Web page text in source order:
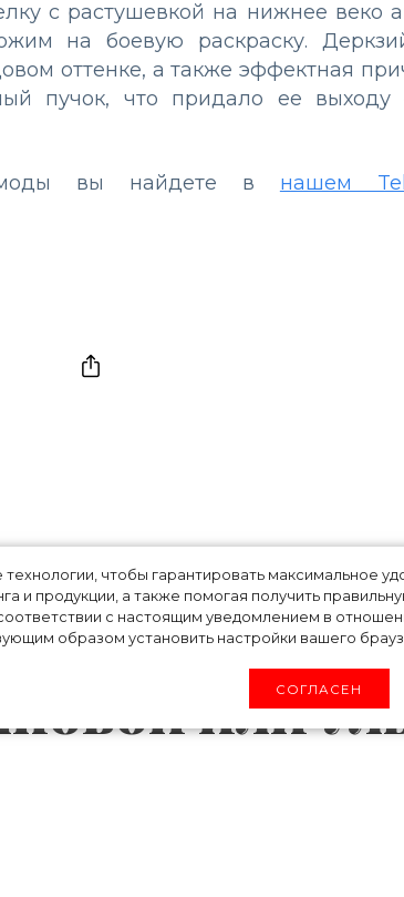
чтобы гарантировать максимальное
и продукции, а также помогая получить
с настоящим уведомлением в
образом установить настройки вашего
СОГЛАСЕН
с растушевкой на нижнее веко
на боевую раскраску.
оттенке, а также эффектная
пучок, что придало ее
вы найдете в нашем
кому
или